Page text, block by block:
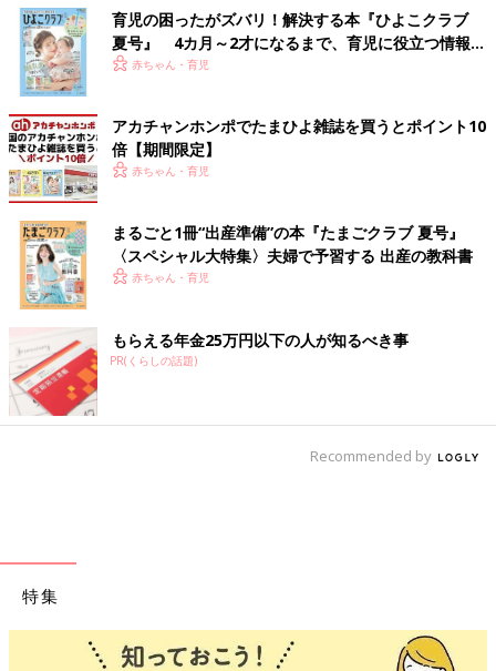
育児の困ったがズバリ！解決する本『ひよこクラブ
夏号』 4カ月～2才になるまで、育児に役立つ情報が
いっぱい！
赤ちゃん・育児
アカチャンホンポでたまひよ雑誌を買うとポイント10
倍【期間限定】
赤ちゃん・育児
まるごと1冊“出産準備”の本『たまごクラブ 夏号』
〈スペシャル大特集〉夫婦で予習する 出産の教科書
赤ちゃん・育児
もらえる年金25万円以下の人が知るべき事
PR(くらしの話題)
Recommended by
特集